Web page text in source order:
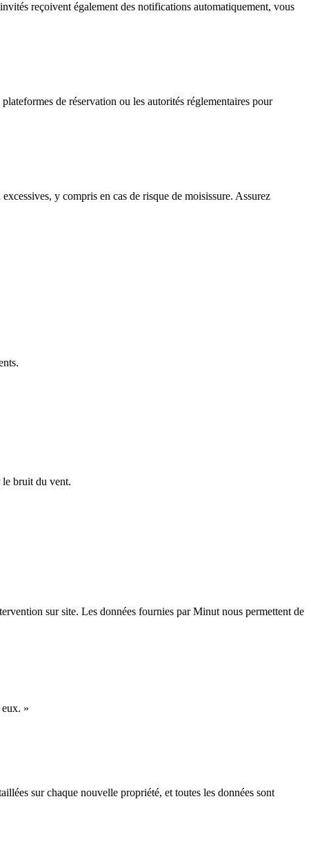
reçoivent également des notifications automatiquement, vous
de réservation ou les autorités réglementaires pour
y compris en cas de risque de moisissure. Assurez
le bruit du vent.
sur site. Les données fournies par Minut nous permettent de
»
sur chaque nouvelle propriété, et toutes les données sont